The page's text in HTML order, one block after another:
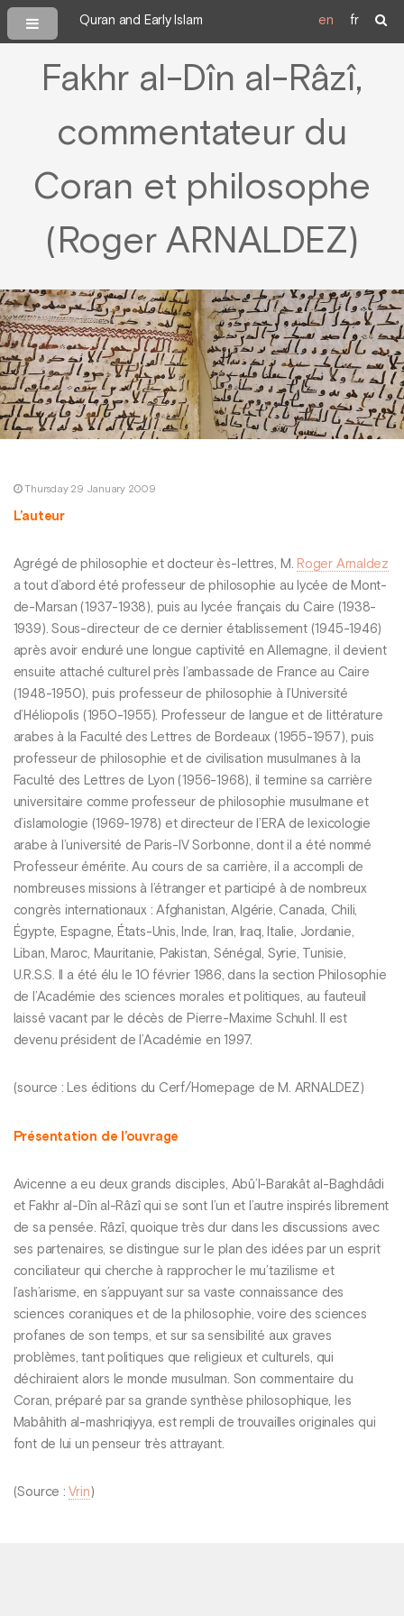
Quran and Early Islam en fr
Fakhr al-Dîn al-Râzî,
commentateur du
Coran et philosophe
(Roger ARNALDEZ)
Thursday 29 January 2009
L’auteur
Agrégé de philosophie et docteur ès-lettres, M. Roger Arnaldez
a tout d’abord été professeur de philosophie au lycée de Mont-
de-Marsan (1937-1938), puis au lycée français du Caire (1938-
1939). Sous-directeur de ce dernier établissement (1945-1946)
après avoir enduré une longue captivité en Allemagne, il devient
ensuite attaché culturel près l’ambassade de France au Caire
(1948-1950), puis professeur de philosophie à l’Université
d’Héliopolis (1950-1955). Professeur de langue et de littérature
arabes à la Faculté des Lettres de Bordeaux (1955-1957), puis
professeur de philosophie et de civilisation musulmanes à la
Faculté des Lettres de Lyon (1956-1968), il termine sa carrière
universitaire comme professeur de philosophie musulmane et
d’islamologie (1969-1978) et directeur de l’ERA de lexicologie
arabe à l’université de Paris-IV Sorbonne, dont il a été nommé
Professeur émérite. Au cours de sa carrière, il a accompli de
nombreuses missions à l’étranger et participé à de nombreux
congrès internationaux : Afghanistan, Algérie, Canada, Chili,
Égypte, Espagne, États-Unis, Inde, Iran, Iraq, Italie, Jordanie,
Liban, Maroc, Mauritanie, Pakistan, Sénégal, Syrie, Tunisie,
U.R.S.S. Il a été élu le 10 février 1986, dans la section Philosophie
de l’Académie des sciences morales et politiques, au fauteuil
laissé vacant par le décès de Pierre-Maxime Schuhl. Il est
devenu président de l’Académie en 1997.
(source : Les éditions du Cerf/Homepage de M. ARNALDEZ)
Présentation de l’ouvrage
Avicenne a eu deux grands disciples, Abû’l-Barakât al-Baghdâdi
et Fakhr al-Dîn al-Râzî qui se sont l’un et l’autre inspirés librement
de sa pensée. Râzî, quoique très dur dans les discussions avec
ses partenaires, se distingue sur le plan des idées par un esprit
conciliateur qui cherche à rapprocher le mu’tazilisme et
l’ash’arisme, en s’appuyant sur sa vaste connaissance des
sciences coraniques et de la philosophie, voire des sciences
profanes de son temps, et sur sa sensibilité aux graves
problèmes, tant politiques que religieux et culturels, qui
déchiraient alors le monde musulman. Son commentaire du
Coran, préparé par sa grande synthèse philosophique, les
Mabâhith al-mashriqiyya, est rempli de trouvailles originales qui
font de lui un penseur très attrayant.
(Source : Vrin )